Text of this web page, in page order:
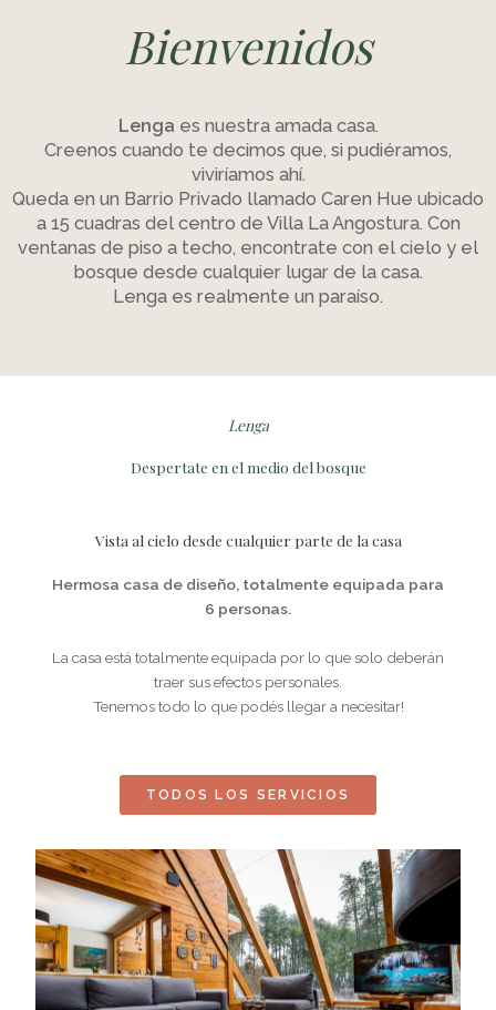
Bienvenidos
Lenga es nuestra amada casa.
Creenos cuando te decimos que, si pudiéramos,
viviríamos ahí.
Queda en un Barrio Privado llamado Caren Hue ubicado
a 15 cuadras del centro de Villa La Angostura. Con
ventanas de piso a techo, encontrate con el cielo y el
bosque desde cualquier lugar de la casa.
Lenga es realmente un paraíso.
Lenga
Despertate en el medio del bosque
Vista al cielo desde cualquier parte de la casa
Hermosa casa de diseño, totalmente equipada para
6 personas.
La casa está totalmente equipada por lo que solo deberán
traer sus efectos personales.
Tenemos todo lo que podés llegar a necesitar!
TODOS LOS SERVICIOS